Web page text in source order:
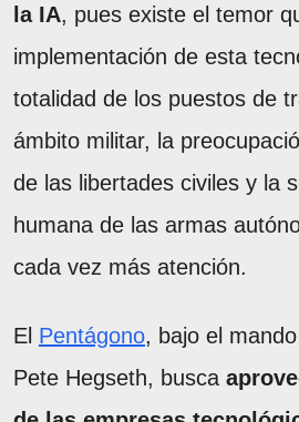
la IA, pues existe el temor
implementación de esta
totalidad de los puestos de
ámbito militar, la
de las libertades civiles y la
humana de las armas
cada vez más atención.
El Pentágono, bajo el
Pete Hegseth, busca